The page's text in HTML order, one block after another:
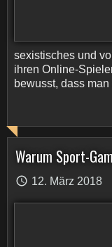
sexistisches und
ihren Online-
bewusst, dass
Warum Sport-
12. März 2018